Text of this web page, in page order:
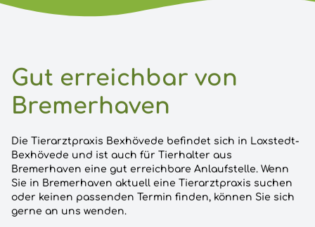
Gut erreichbar von
Bremerhaven
Die Tierarztpraxis Bexhövede befindet sich in Loxstedt-
Bexhövede und ist auch für Tierhalter aus
Bremerhaven eine gut erreichbare Anlaufstelle. Wenn
Sie in Bremerhaven aktuell eine Tierarztpraxis suchen
oder keinen passenden Termin finden, können Sie sich
gerne an uns wenden.